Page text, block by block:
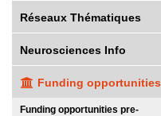
Réseaux Thématiques
Neurosciences Info
Funding opportunities
Funding opportunities pre-